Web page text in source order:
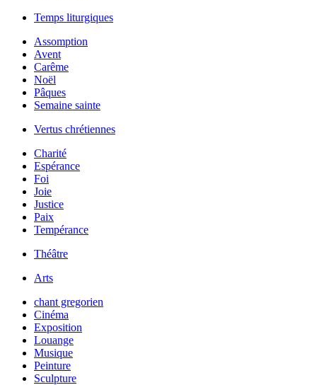
Temps liturgiques
Assomption
Avent
Carême
Noël
Pâques
Semaine sainte
Vertus chrétiennes
Charité
Espérance
Foi
Joie
Justice
Paix
Tempérance
Théâtre
Arts
chant gregorien
Cinéma
Exposition
Louange
Musique
Peinture
Sculpture